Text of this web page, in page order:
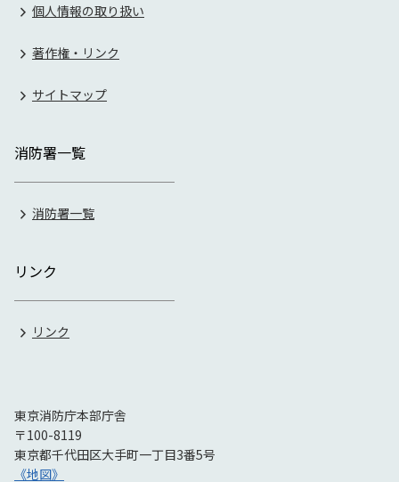
個人情報の取り扱い
著作権・リンク
サイトマップ
消防署一覧
消防署一覧
リンク
リンク
東京消防庁本部庁舎
〒100-8119
東京都千代田区大手町一丁目3番5号
《地図》